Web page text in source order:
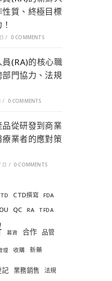
質、終極目標
/ 0 COMMENTS
(RA)的核心職
門協力、法規
/ 0 COMMENTS
從研發到商業
業者的應對策
日 / 0 COMMENTS
CTD撰寫 FDA
QC RA TFDA
募資 合作 品管
理 收購 新藥
業務銷售 法規